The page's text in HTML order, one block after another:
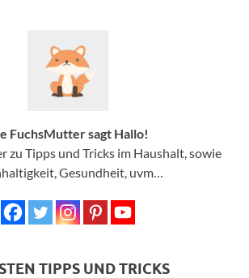
FuchsMutter sagt Hallo!
zu Tipps und Tricks im Haushalt, sowie
Gesundheit, uvm…
TIPPS UND TRICKS